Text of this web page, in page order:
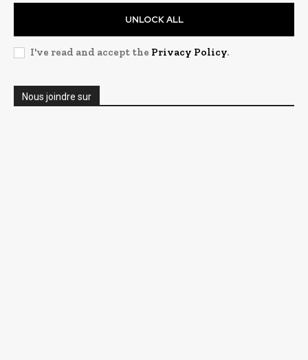
UNLOCK ALL
I've read and accept the Privacy Policy.
Nous joindre sur